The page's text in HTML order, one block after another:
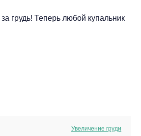
грудь! Теперь любой купальник
Увеличение груди